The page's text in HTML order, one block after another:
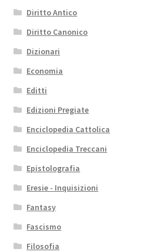
Diritto Antico
Diritto Canonico
Dizionari
Economia
Editti
Edizioni Pregiate
Enciclopedia Cattolica
Enciclopedia Treccani
Epistolografia
Eresie - Inquisizioni
Fantasy
Fascismo
Filosofia